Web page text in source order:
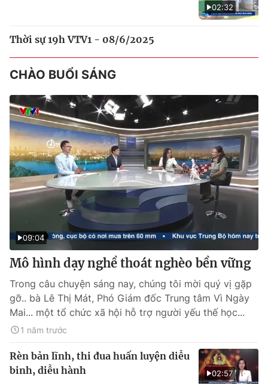
02:32
Thời sự 19h VTV1 - 08/6/2025
CHÀO BUỔI SÁNG
09:04
Mô hình dạy nghề thoát nghèo bền vững
Trong câu chuyện sáng nay, chúng tôi mời quý vị gặp
gỡ.. bà Lê Thị Mát, Phó Giám đốc Trung tâm Vì Ngày
Mai... một tổ chức xã hội hỗ trợ người yếu thế học...
1 năm trước
02:57
Rèn bản lĩnh, thi đua huấn luyện diễu
binh, diễu hành